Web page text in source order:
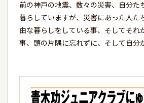
前の神戸の地震、数々の災害、自分た
暮らしていますが、災害にあった人た
由な暮らしをしている事、そしてそれ
事、頭の片隅に忘れずに、そして自分